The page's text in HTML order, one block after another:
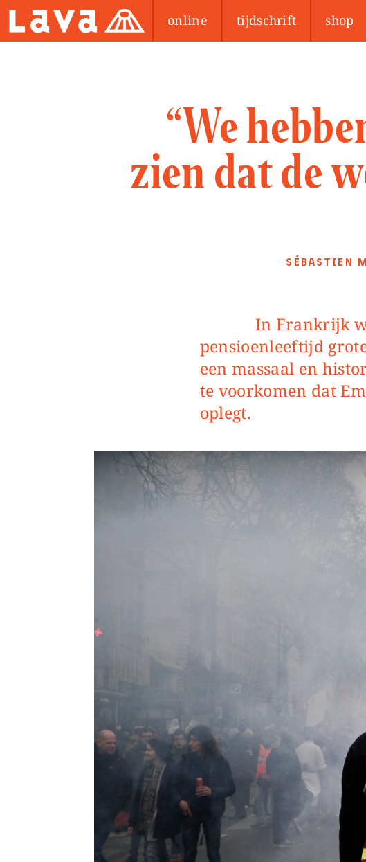
online tijdschrift shop
“We
zien dat de
SÉBASTIEN
In Frankrijk wekt het uitstel van de wettelijke
pensioenleeftijd
een massaal en
te voorkomen dat
oplegt.